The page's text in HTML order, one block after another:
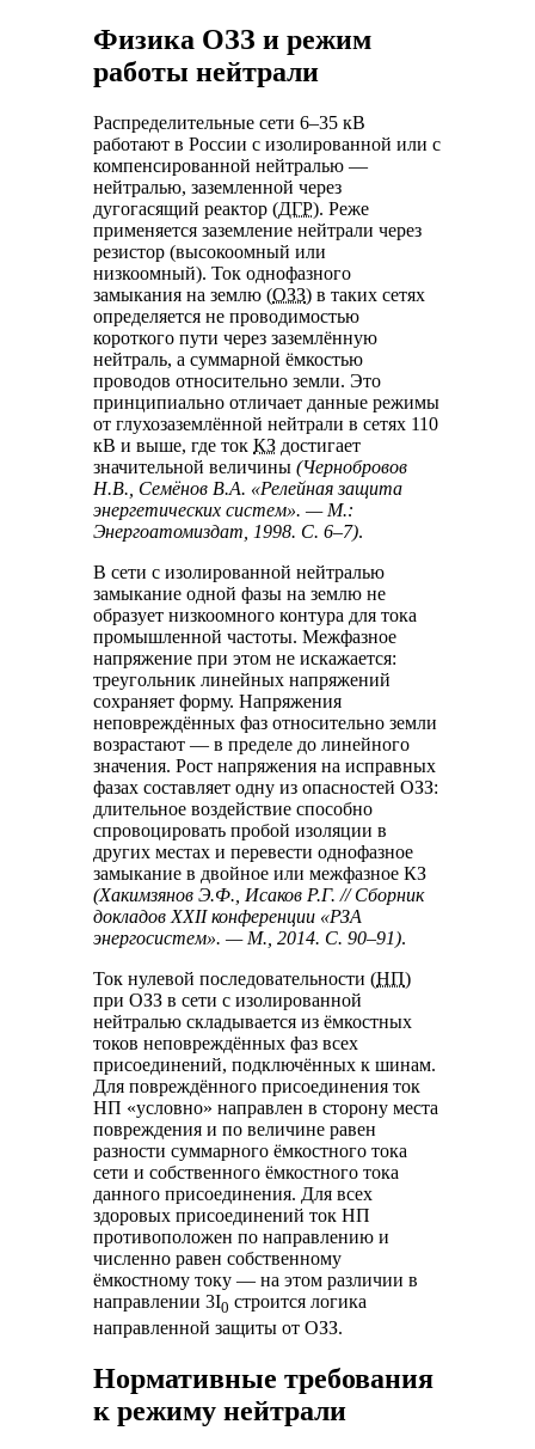
Физика ОЗЗ и режим
работы нейтрали
Распределительные сети 6–35 кВ
работают в России с изолированной или с
компенсированной нейтралью —
нейтралью, заземленной через
дугогасящий реактор (ДГР). Реже
применяется заземление нейтрали через
резистор (высокоомный или
низкоомный). Ток однофазного
замыкания на землю (ОЗЗ) в таких сетях
определяется не проводимостью
короткого пути через заземлённую
нейтраль, а суммарной ёмкостью
проводов относительно земли. Это
принципиально отличает данные режимы
от глухозаземлённой нейтрали в сетях 110
кВ и выше, где ток КЗ достигает
значительной величины (Чернобровов
Н.В., Семёнов В.А. «Релейная защита
энергетических систем». — М.:
Энергоатомиздат, 1998. С. 6–7).
В сети с изолированной нейтралью
замыкание одной фазы на землю не
образует низкоомного контура для тока
промышленной частоты. Межфазное
напряжение при этом не искажается:
треугольник линейных напряжений
сохраняет форму. Напряжения
неповреждённых фаз относительно земли
возрастают — в пределе до линейного
значения. Рост напряжения на исправных
фазах составляет одну из опасностей ОЗЗ:
длительное воздействие способно
спровоцировать пробой изоляции в
других местах и перевести однофазное
замыкание в двойное или межфазное КЗ
(Хакимзянов Э.Ф., Исаков Р.Г. // Сборник
докладов XXII конференции «РЗА
энергосистем». — М., 2014. С. 90–91).
Ток нулевой последовательности (НП)
при ОЗЗ в сети с изолированной
нейтралью складывается из ёмкостных
токов неповреждённых фаз всех
присоединений, подключённых к шинам.
Для повреждённого присоединения ток
НП «условно» направлен в сторону места
повреждения и по величине равен
разности суммарного ёмкостного тока
сети и собственного ёмкостного тока
данного присоединения. Для всех
здоровых присоединений ток НП
противоположен по направлению и
численно равен собственному
ёмкостному току — на этом различии в
направлении 3I0 строится логика
направленной защиты от ОЗЗ.
Нормативные требования
к режиму нейтрали